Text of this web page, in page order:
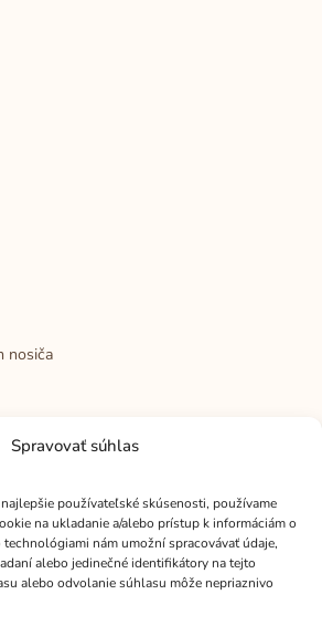
Spravovať súhlas
používateľské skúsenosti, používame
na ukladanie a/alebo prístup k informáciám o
nám umožní spracovávať údaje,
alebo jedinečné identifikátory na tejto
alebo odvolanie súhlasu môže nepriaznivo
nosiča